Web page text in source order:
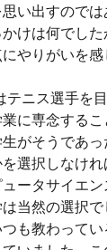
い出すので
けは何でし
やりがいを感
テニス選手を
に専念する
がそうであ
選択しなけ
ータサイエ
当然の選択
も教わって